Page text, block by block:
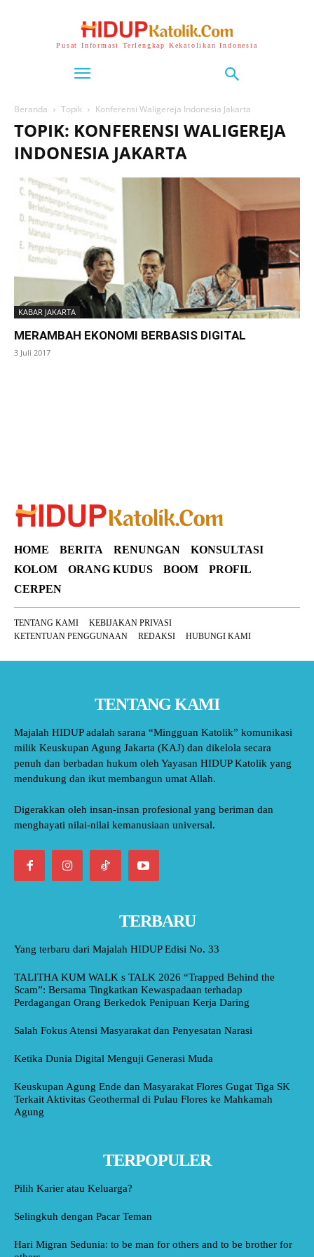
Pusat Informasi Terlengkap Kekatolikan Indonesia
Beranda Topik Konferensi Waligereja Indonesia Jakarta
TOPIK: KONFERENSI WALIGEREJA
INDONESIA JAKARTA
KABAR JAKARTA
MERAMBAH EKONOMI BERBASIS DIGITAL
3 Juli 2017
HOME BERITA RENUNGAN
KONSULTASI
KOLOM
ORANG KUDUS BOOM
PROFIL
CERPEN
TENTANG KAMI
KEBIJAKAN PRIVASI
KETENTUAN PENGGUNAAN
REDAKSI HUBUNGI KAMI
TENTANG KAMI
Majalah HIDUP adalah sarana “Mingguan Katolik” komunikasi
milik Keuskupan Agung Jakarta (KAJ) dan dikelola secara
penuh dan berbadan hukum oleh Yayasan HIDUP Katolik yang
mendukung dan ikut membangun umat Allah.
Digerakkan oleh insan-insan profesional yang beriman dan
menghayati nilai-nilai kemanusiaan universal.
TERBARU
Yang terbaru dari Majalah HIDUP Edisi No. 33
TALITHA KUM WALK s TALK 2026 “Trapped Behind the
Scam”: Bersama Tingkatkan Kewaspadaan terhadap
Perdagangan Orang Berkedok Penipuan Kerja Daring
Salah Fokus Atensi Masyarakat dan Penyesatan Narasi
Ketika Dunia Digital Menguji Generasi Muda
Keuskupan Agung Ende dan Masyarakat Flores Gugat Tiga SK
Terkait Aktivitas Geothermal di Pulau Flores ke Mahkamah
Agung
TERPOPULER
Pilih Karier atau Keluarga?
Selingkuh dengan Pacar Teman
Hari Migran Sedunia: to be man for others and to be brother for